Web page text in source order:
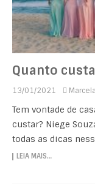
Quanto
13/01/2021
Tem vontade de
custar? Niege
todas as dicas
LEIA MAIS…